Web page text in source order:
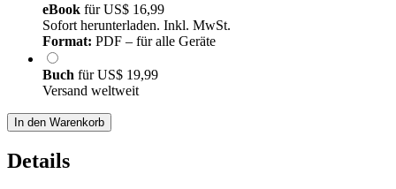
eBook fürUS$ 16,99
Sofort herunterladen. Inkl. MwSt.
Format: PDF – für alle Geräte
Buch fürUS$ 19,99
Versand weltweit
In den Warenkorb
Details